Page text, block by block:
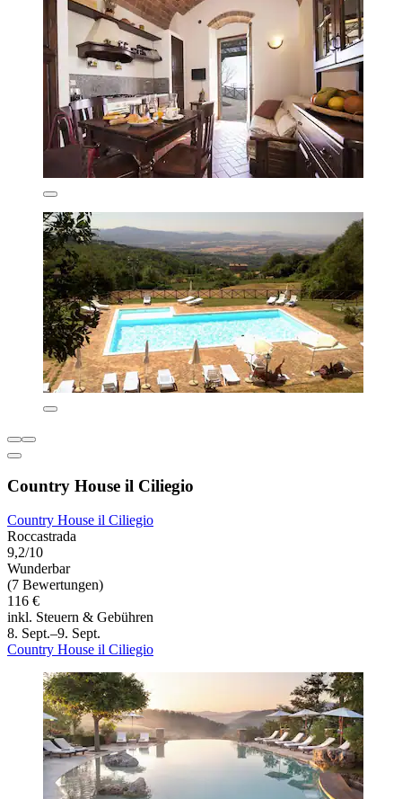
Country House il Ciliegio
Country House il Ciliegio
Roccastrada
9,2/10
Wunderbar
(7 Bewertungen)
116 €
inkl. Steuern & Gebühren
8. Sept.–9. Sept.
Country House il Ciliegio